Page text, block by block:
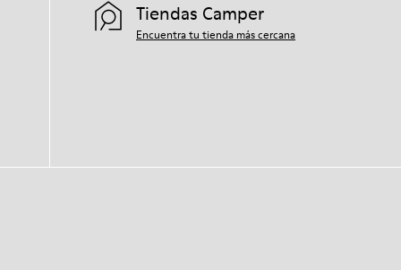
Tiendas Camper
Encuentra tu tienda más cercana